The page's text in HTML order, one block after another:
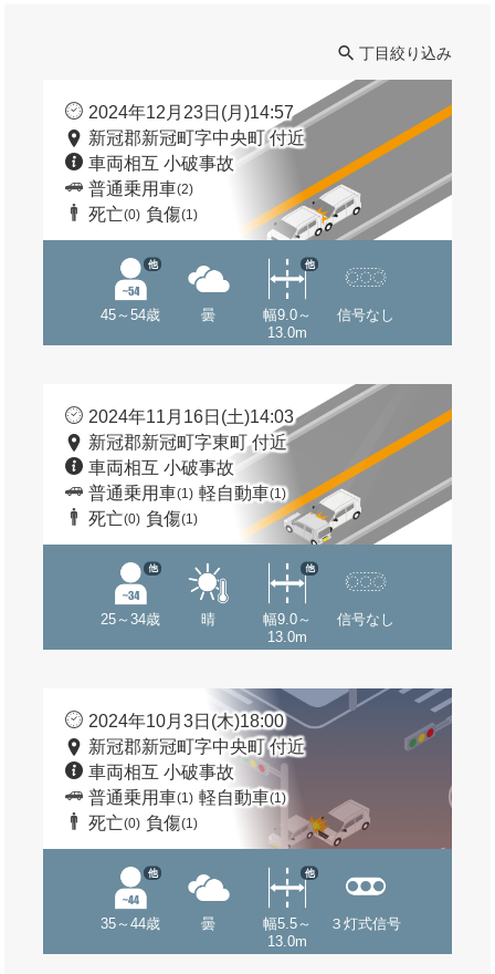
丁目絞り込み
2024年12月23日(月)14:57
新冠郡新冠町字中央町 付近
車両相互 小破事故
普通乗用車(2)
死亡(0) 負傷(1)
45～54歳
他
曇
幅9.0～
13.0m
他
信号なし
2024年11月16日(土)14:03
新冠郡新冠町字東町 付近
車両相互 小破事故
普通乗用車(1) 軽自動車(1)
死亡(0) 負傷(1)
25～34歳
他
晴
幅9.0～
13.0m
他
信号なし
2024年10月3日(木)18:00
新冠郡新冠町字中央町 付近
車両相互 小破事故
普通乗用車(1) 軽自動車(1)
死亡(0) 負傷(1)
35～44歳
他
曇
幅5.5～
13.0m
他
３灯式信号